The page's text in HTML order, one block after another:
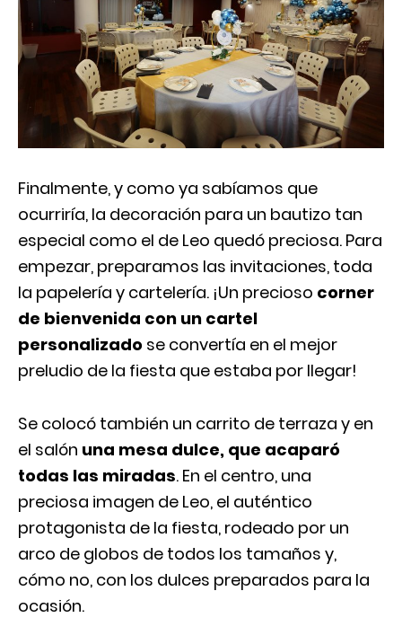
Finalmente, y como ya sabíamos que
ocurriría, la decoración para un bautizo tan
especial como el de Leo quedó preciosa. Para
empezar, preparamos las invitaciones, toda
la papelería y cartelería. ¡Un precioso corner
de bienvenida con un cartel
personalizado se convertía en el mejor
preludio de la fiesta que estaba por llegar!
Se colocó también un carrito de terraza y en
el salón una mesa dulce, que acaparó
todas las miradas. En el centro, una
preciosa imagen de Leo, el auténtico
protagonista de la fiesta, rodeado por un
arco de globos de todos los tamaños y,
cómo no, con los dulces preparados para la
ocasión.